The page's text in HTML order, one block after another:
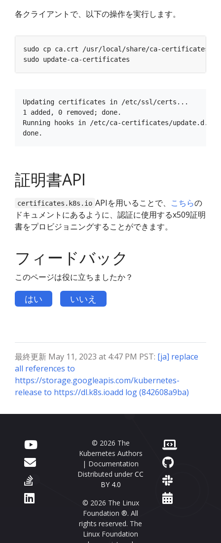
各クライアントで、以下の操作を実行します。
Updating certificates in /etc/ssl/certs...
1 added, 0 removed; done.
Running hooks in /etc/ca-certificates/update.d....
証明書API
certificates.k8s.io APIを用いることで、 こちらの
ドキュメントにあるように、認証に使用するx509証明
書をプロビジョニングすることができます。
フィードバック
このページは役に立ちましたか？
はい いいえ
最終更新 May 11, 2023 at 4:47 PM PST: [ja] replace
all references to
https://storage.googleapis.com/kubernetes-
release to https://dl.k8s.ioadd log (842608a9ba)
© 2026 The
Kubernetes Authors
| Documentation
Distributed under CC
BY 4.0
© 2026 The Linux
Foundation ®. All
rights reserved. The
Linux Foundation